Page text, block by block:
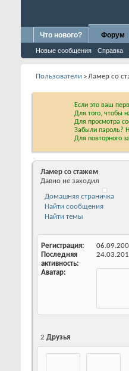
Что нового? Форум
Новые сообщения Справка
Если это ваш
Для того, чтобы
Для просмотра
Забыли пароль?
Ламер со стажем
Давно не заходил
Домашняя страничка
Найти сообщения
Регистрация
Аватар